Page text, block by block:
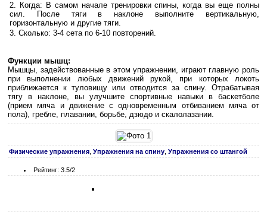
Когда: В самом начале тренировки спины, когда вы еще полны
сил. После тяги в наклоне выполните вертикальную,
горизонтальную и другие тяги.
Сколько: 3-4 сета по 6-10 повторений.
Функции мышц:
Мышцы, задействованные в этом упражнении, играют главную роль
при выполнении любых движений рукой, при которых локоть
приближается к туловищу или отводится за спину. Отрабатывая
тягу в наклоне, вы улучшите спортивные навыки в баскетболе
(прием мяча и движение с одновременным отбиванием мяча от
пола), гребле, плавании, борьбе, дзюдо и скалолазании.
Физические упражнения Упражнения на спину Упражнения со штангой
Рейтинг: 3.5/2